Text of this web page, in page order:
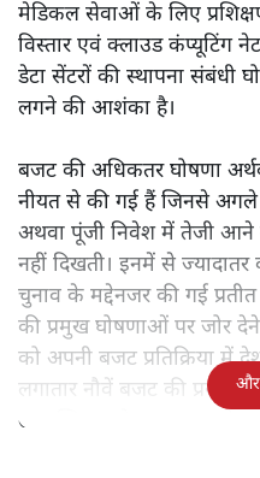
मेडिकल सेवाओं के लिए
विस्तार एवं क्लाउड कंप्यूटिंग
डेटा सेंटरों की स्थापना
लगने की आशंका है।
बजट की अधिकतर घोषणा
नीयत से की गई हैं जिनसे अगले
अथवा पूंजी निवेश में तेजी आने
नहीं दिखती। इनमें से
चुनाव के मद्देनजर की गई
की प्रमुख घोषणाओं पर जोर देने
को अपनी बजट प्रतिक्रिया में देश
लगातार नौवें बजट की
उपलब्धि बताने पर मजबूर होना